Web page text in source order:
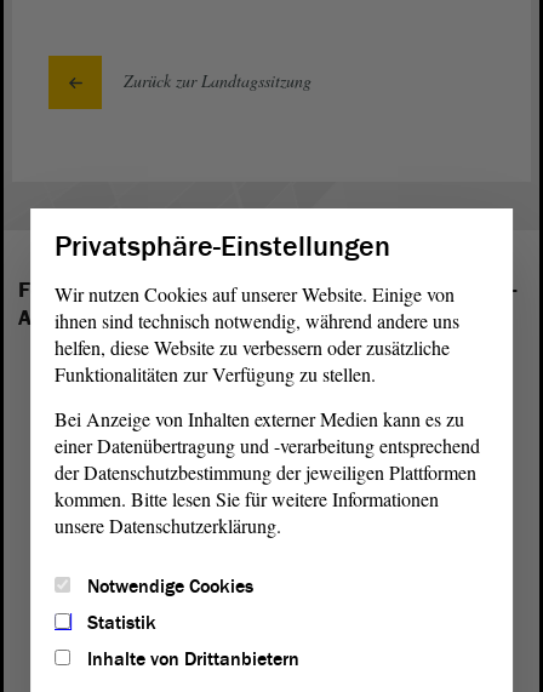
Zurück zur Landtagssitzung
Folgende Fraktionen sind im Landtag von Sachsen-
Anhalt vertreten:
Privatsphäre-Einstellungen
Wir nutzen Cookies auf unserer Website. Einige von
ihnen sind technisch notwendig, während andere uns
helfen, diese Website zu verbessern oder zusätzliche
Funktionalitäten zur Verfügung zu stellen.
Bei Anzeige von Inhalten externer Medien kann es zu
einer Datenübertragung und -verarbeitung entsprechend
der Datenschutzbestimmung der jeweiligen Plattformen
kommen. Bitte lesen Sie für weitere Informationen
unsere Datenschutzerklärung.
Notwendige Cookies
Statistik
Inhalte von Drittanbietern